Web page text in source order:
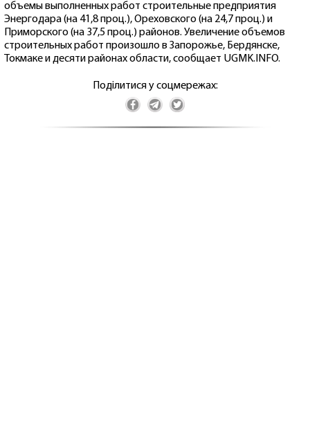
объемы выполненных работ строительные предприятия
Энергодара (на 41,8 проц.), Ореховского (на 24,7 проц.) и
Приморского (на 37,5 проц.) районов. Увеличение объемов
строительных работ произошло в Запорожье, Бердянске,
Токмаке и десяти районах области, сообщает UGMK.INFO.
Поділитися у соцмережах: